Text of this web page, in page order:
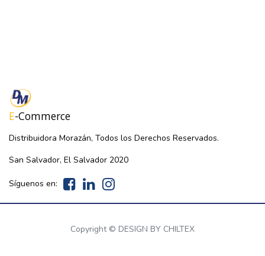
E-Commerce
Distribuidora Morazán, Todos los Derechos Reservados.
San Salvador, El Salvador 2020
Síguenos en:
Copyright © DESIGN BY CHILTEX